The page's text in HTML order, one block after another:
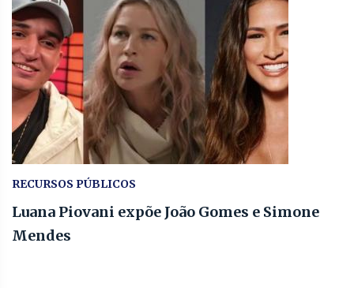
RECURSOS PÚBLICOS
Luana Piovani expõe João Gomes e Simone
Mendes